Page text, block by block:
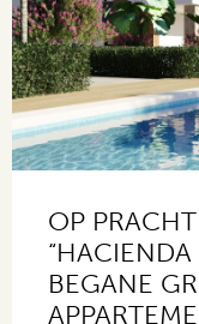
OP
“HACIENDA
BEGANE